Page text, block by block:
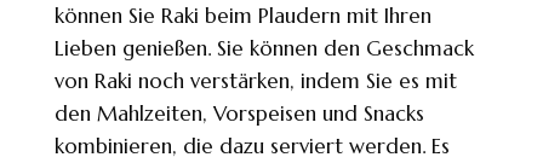
können Sie Raki beim Plaudern mit Ihren
Lieben genießen. Sie können den Geschmack
von Raki noch verstärken, indem Sie es mit
den Mahlzeiten, Vorspeisen und Snacks
kombinieren, die dazu serviert werden. Es